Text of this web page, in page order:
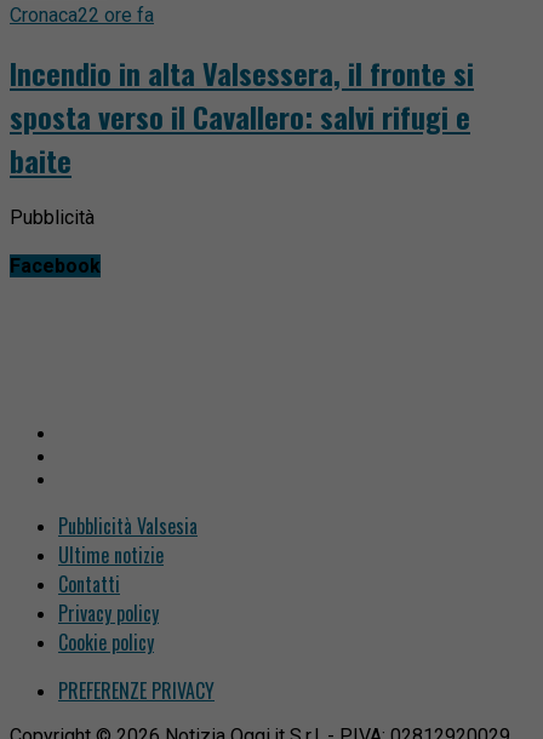
Cronaca22 ore fa
Incendio in alta Valsessera, il fronte si
sposta verso il Cavallero: salvi rifugi e
baite
Pubblicità
Facebook
Pubblicità Valsesia
Ultime notizie
Contatti
Privacy policy
Cookie policy
PREFERENZE PRIVACY